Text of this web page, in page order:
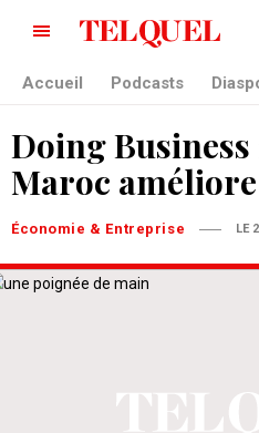
Accueil Podcasts
Doing Business
Maroc
Économie & Entreprise LE